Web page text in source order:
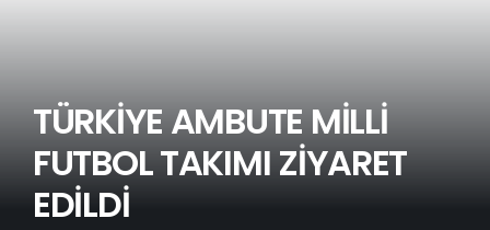
TÜRKİYE AMBUTE MİLLİ
FUTBOL TAKIMI ZİYARET
EDİLDİ